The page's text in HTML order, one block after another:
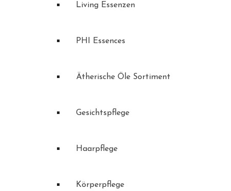
Living Essenzen
PHI Essences
Ätherische Öle Sortiment
Gesichtspflege
Haarpflege
Körperpflege